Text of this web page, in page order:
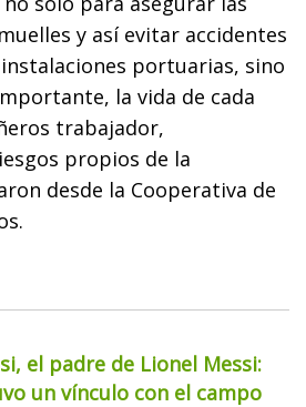
y así evitar accidentes
portuarias, sino
la vida de cada
trabajador,
propios de la
desde la Cooperativa de
el padre de Lionel Messi:
un vínculo con el campo